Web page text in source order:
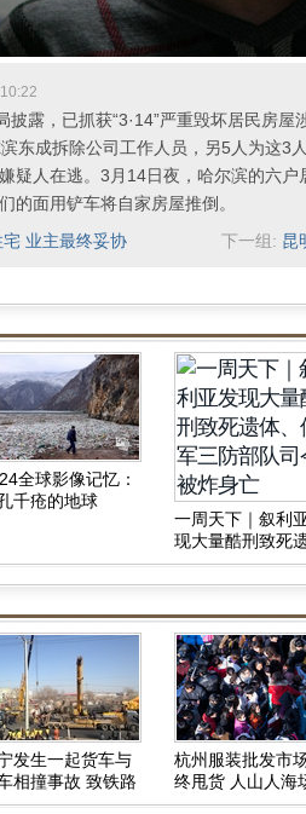
10:22
露，已抓获“3·14”严重毁坏居民房屋
东成拆除公司工作人员，另5人为这3
疑人在逃。3月14日夜，哈尔滨的六
的面用铲车将自家房屋推倒。
业主最终妥协 下一组: 昆
全球影像记忆：
千疮的地球
一周天下｜叙利
现大量酷刑致死
体、俄军三防部
令被炸身亡
发生一起货车与
相撞事故 致铁路
杭州服装批发市
终甩货 人山人海
壮观